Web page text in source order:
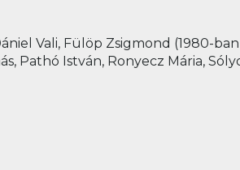
Vali, Fülöp Zsigmond (1980-
Pathó István, Ronyecz Mária,